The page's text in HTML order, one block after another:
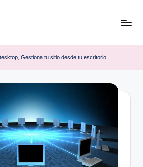
Gestiona tu sitio desde tu escritorio